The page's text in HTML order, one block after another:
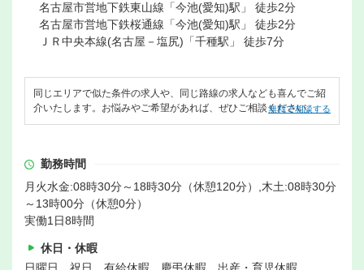
名古屋市営地下鉄東山線「今池(愛知)駅」 徒歩2分
名古屋市営地下鉄桜通線「今池(愛知)駅」 徒歩2分
ＪＲ中央本線(名古屋－塩尻)「千種駅」 徒歩7分
同じエリアで似た条件の求人や、同じ路線の求人なども喜んでご紹
介いたします。お悩みやご希望があれば、ぜひご相談ください。
無料で相談する
勤務時間
月火水金:08時30分～18時30分（休憩120分）,木土:08時30分
～13時00分（休憩0分）
実働1日8時間
休日・休暇